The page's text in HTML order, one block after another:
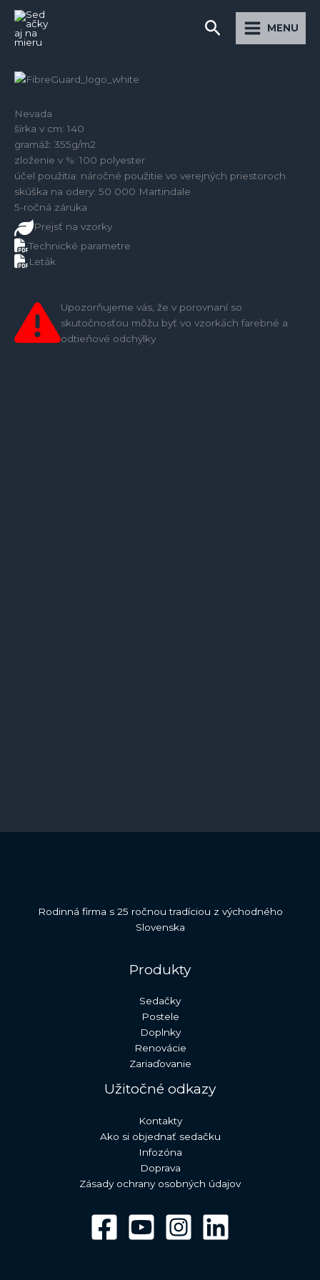
obsah
Hľadať
Main
Menu
MENU
Nevada
šírka v cm: 140
gramáž: 355g/m2
zloženie v %: 100 polyester
účel použitia: náročné použitie vo verejných priestoroch
skúška na odery: 50 000 Martindale
5-ročná záruka
Prejsť na vzorky
Technické parametre
Leták
Upozorňujeme vás, že v porovnaní so
skutočnosťou môžu byť vo vzorkách farebné a
odtieňové odchýlky
Rodinná firma s 25 ročnou tradíciou z východného
Slovenska
Produkty
Sedačky
Postele
Doplnky
Renovácie
Zariaďovanie
Užitočné odkazy
Kontakty
Ako si objednať sedačku
Infozóna
Doprava
Zásady ochrany osobných údajov